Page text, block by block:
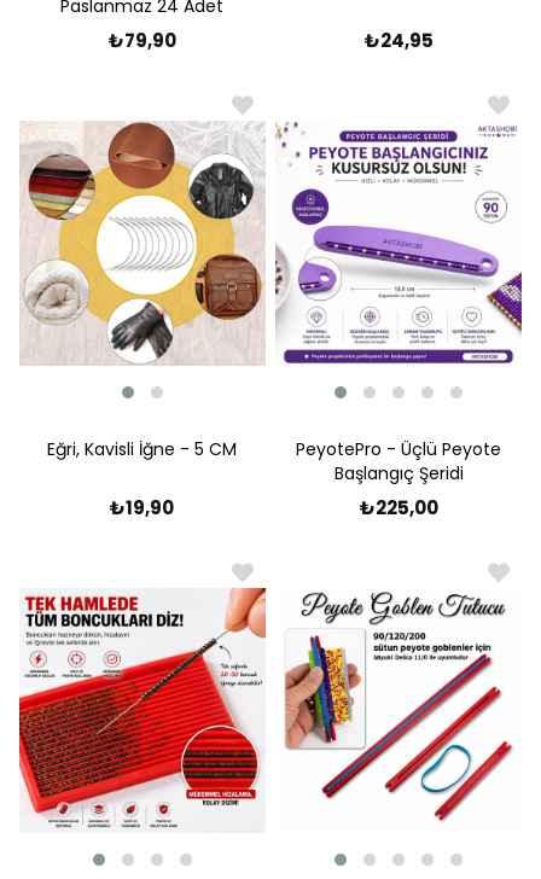
Paslanmaz 24 Adet
₺79,90 ₺24,95
Eğri, Kavisli İğne - 5 CM
₺19,90
PeyotePro - Üçlü Peyote
Başlangıç Şeridi
₺225,00